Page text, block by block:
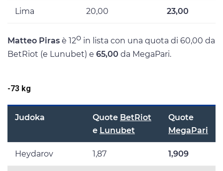
Lima 20,00 23,00
Matteo Piras è 12o in lista con una quota di 60,00 da
BetRiot (e Lunubet) e 65,00 da MegaPari.
-73 kg
Judoka Quote BetRiot
e Lunubet
Quote
MegaPari
Heydarov 1,87 1,909